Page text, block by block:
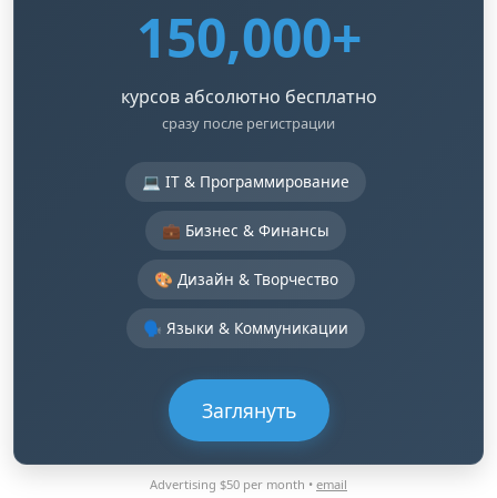
150,000+
курсов абсолютно бесплатно
сразу после регистрации
💻 IT & Программирование
💼 Бизнес & Финансы
🎨 Дизайн & Творчество
🗣️ Языки & Коммуникации
Заглянуть
Advertising $50 per month • email